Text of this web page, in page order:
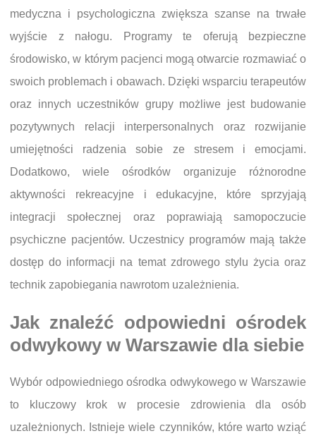
medyczna i psychologiczna zwiększa szanse na trwałe
wyjście z nałogu. Programy te oferują bezpieczne
środowisko, w którym pacjenci mogą otwarcie rozmawiać o
swoich problemach i obawach. Dzięki wsparciu terapeutów
oraz innych uczestników grupy możliwe jest budowanie
pozytywnych relacji interpersonalnych oraz rozwijanie
umiejętności radzenia sobie ze stresem i emocjami.
Dodatkowo, wiele ośrodków organizuje różnorodne
aktywności rekreacyjne i edukacyjne, które sprzyjają
integracji społecznej oraz poprawiają samopoczucie
psychiczne pacjentów. Uczestnicy programów mają także
dostęp do informacji na temat zdrowego stylu życia oraz
technik zapobiegania nawrotom uzależnienia.
Jak znaleźć odpowiedni ośrodek
odwykowy w Warszawie dla siebie
Wybór odpowiedniego ośrodka odwykowego w Warszawie
to kluczowy krok w procesie zdrowienia dla osób
uzależnionych. Istnieje wiele czynników, które warto wziąć